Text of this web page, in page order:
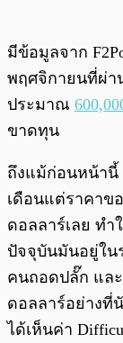
มีข้อมูลจาก
พฤศจิกายนที่ผ่า
ประมาณ
ขาดทุน
ถึงแม้ก่อนหน้านี้
เดือนแต่ราคาขอ
ดอลลาร์เลย ท
ปัจจุบันมันอยู่ใน
คนถอดปลั๊ก และ
ดอลลาร์อย่างที่
ได้เห็นค่า